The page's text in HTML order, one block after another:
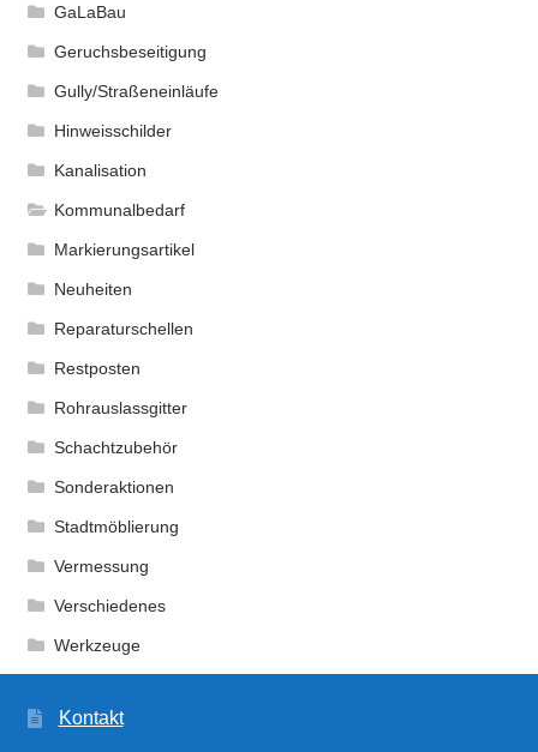
GaLaBau
Geruchsbeseitigung
Gully/Straßeneinläufe
Hinweisschilder
Kanalisation
Kommunalbedarf
Markierungsartikel
Neuheiten
Reparaturschellen
Restposten
Rohrauslassgitter
Schachtzubehör
Sonderaktionen
Stadtmöblierung
Vermessung
Verschiedenes
Werkzeuge
Kontakt